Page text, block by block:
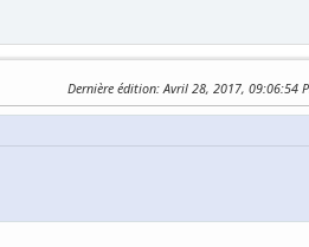
Dernière édition: Avril 28, 2017, 09:06:54